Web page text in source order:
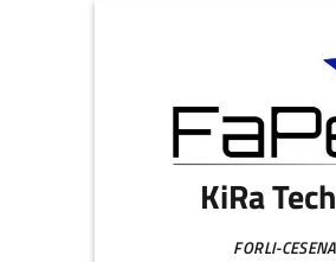
ambientale, mediante la
diffusione di soluzioni
tecnologiche) rivolte
energia che per
KiRa
FORLI-CESENA